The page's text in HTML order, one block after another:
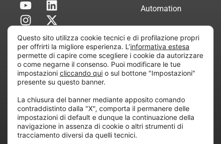
Automation
Servizi di
Consulenza
Certificata
all’attività di direzione e coordinamento di “Project
Informatica”
REA: MI – 194005, P. IVA / CF 07165600961 – All
rights reserved.
Questo sito utilizza cookie tecnici e di profilazione propri
per offrirti la migliore esperienza. L’informativa estesa
permette di capire come scegliere i cookie da autorizzare
o come negarne il consenso. Puoi modificare le tue
impostazioni cliccando qui o sul bottone "Impostazioni"
presente su questo banner.
La chiusura del banner mediante apposito comando
contraddistinto dalla "X", comporta il permanere delle
impostazioni di default e dunque la continuazione della
navigazione in assenza di cookie o altri strumenti di
tracciamento diversi da quelli tecnici.